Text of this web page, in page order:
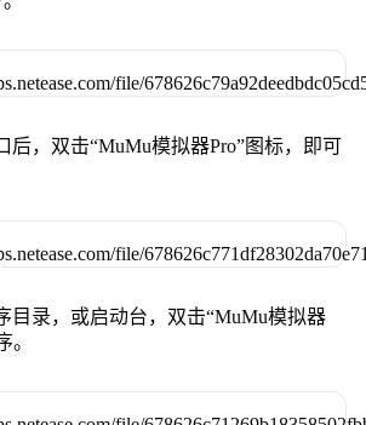
后，双击“MuMu模拟器Pro”图标，即可
目录，或启动台，双击“MuMu模拟器
。